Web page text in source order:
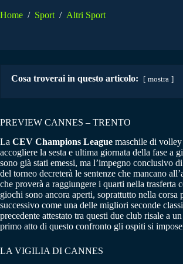
Home / Sport / Altri Sport
Cosa troverai in questo articolo: mostra
PREVIEW CANNES – TRENTO
La CEV Champions League maschile di volley
accogliere la sesta e ultima giornata della fase a
sono già stati emessi, ma l’impegno conclusivo
del torneo decreterà le sentenze che mancano
che proverà a raggiungere i quarti nella trasferta
giochi sono ancora aperti, soprattutto nella corsa
successivo come una delle migliori seconde
precedente attestato tra questi due club risale a
primo atto di questo confronto gli ospiti si
LA VIGILIA DI CANNES